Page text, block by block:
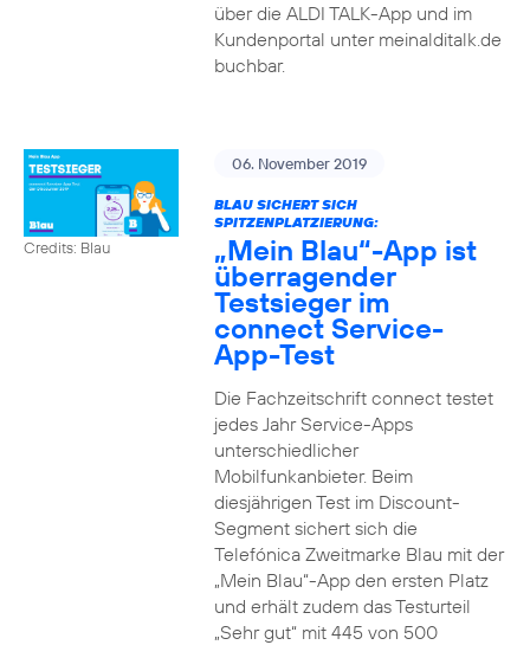
über die ALDI TALK-App und im
Kundenportal unter meinalditalk.de
buchbar.
Credits: Blau
06. November 2019
BLAU SICHERT SICH
SPITZENPLATZIERUNG:
„Mein Blau“-App ist
überragender
Testsieger im
connect Service-
App-Test
Die Fachzeitschrift connect testet
jedes Jahr Service-Apps
unterschiedlicher
Mobilfunkanbieter. Beim
diesjährigen Test im Discount-
Segment sichert sich die
Telefónica Zweitmarke Blau mit der
„Mein Blau“-App den ersten Platz
und erhält zudem das Testurteil
„Sehr gut“ mit 445 von 500